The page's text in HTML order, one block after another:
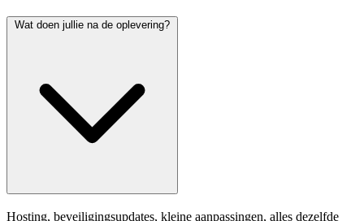
Wat doen jullie na de oplevering?
Hosting, beveiligingsupdates, kleine aanpassingen, alles dezelfde